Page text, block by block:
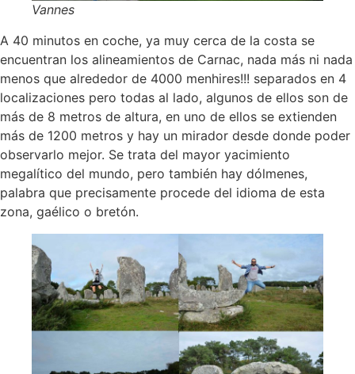
Vannes
A 40 minutos en coche, ya muy cerca de la costa se
encuentran los alineamientos de Carnac, nada más ni nada
menos que alrededor de 4000 menhires!!! separados en 4
localizaciones pero todas al lado, algunos de ellos son de
más de 8 metros de altura, en uno de ellos se extienden
más de 1200 metros y hay un mirador desde donde poder
observarlo mejor. Se trata del mayor yacimiento
megalítico del mundo, pero también hay dólmenes,
palabra que precisamente procede del idioma de esta
zona, gaélico o bretón.